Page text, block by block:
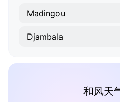
Madingou
Djambala
和风天